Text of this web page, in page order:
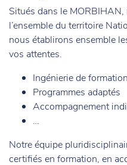
Situés dans le
l’ensemble du territoire
nous établirons ensemble
vos attentes.
Ingénierie de formation
Programmes adaptés
Accompagnement
Notre équipe
certifiés en formation, en